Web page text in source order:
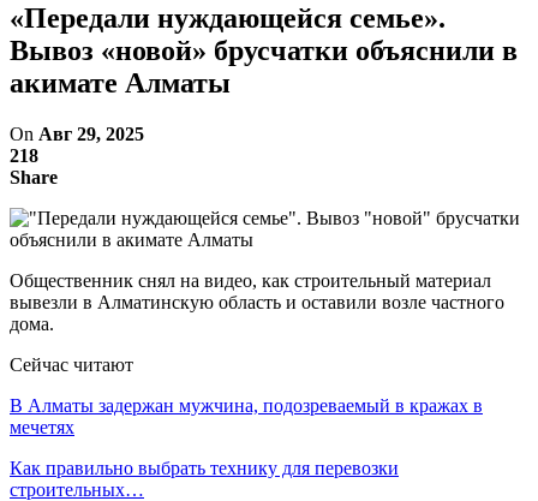
«Передали нуждающейся семье».
Вывоз «новой» брусчатки объяснили в
акимате Алматы
On Авг 29, 2025
218
Share
Общественник снял на видео, как строительный материал
вывезли в Алматинскую область и оставили возле частного
дома.
Сейчас читают
В Алматы задержан мужчина, подозреваемый в кражах в
мечетях
Как правильно выбрать технику для перевозки
строительных…